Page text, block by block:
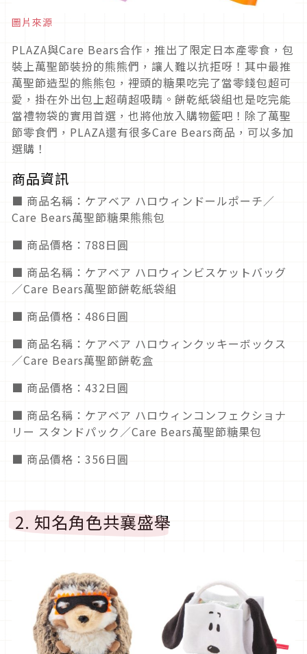
圖片來源
PLAZA與Care Bears合作，推出了限定日本產零食，包
裝上萬聖節裝扮的熊熊們，讓人難以抗拒呀！其中最推
萬聖節造型的熊熊包，裡頭的糖果吃完了當零錢包超可
愛，掛在外出包上超萌超吸睛。餅乾紙袋組也是吃完能
當禮物袋的實用首選，也將他放入購物籃吧！除了萬聖
節零食們，PLAZA還有很多Care Bears商品，可以多加
選購！
商品資訊
■ 商品名稱：ケアベア ハロウィンドールポーチ／
Care Bears萬聖節糖果熊熊包
■ 商品價格：788日圓
■ 商品名稱：ケアベア ハロウィンビスケットバッグ
／Care Bears萬聖節餅乾紙袋組
■ 商品價格：486日圓
■ 商品名稱：ケアベア ハロウィンクッキーボックス
／Care Bears萬聖節餅乾盒
■ 商品價格：432日圓
■ 商品名稱：ケアベア ハロウィンコンフェクショナ
リー スタンドパック／Care Bears萬聖節糖果包
■ 商品價格：356日圓
2. 知名角色共襄盛舉